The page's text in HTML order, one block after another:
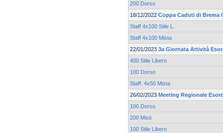
200 Dorso
18/12/2022 Coppa Caduti di Brema
Staff 4x100 Stile L.
Staff 4x100 Mista
22/01/2023 3a Giornata Attività
400 Stile Libero
100 Dorso
Staff. 4x50 Mista
26/02/2023 Meeting Regionale
100 Dorso
200 Misti
100 Stile Libero